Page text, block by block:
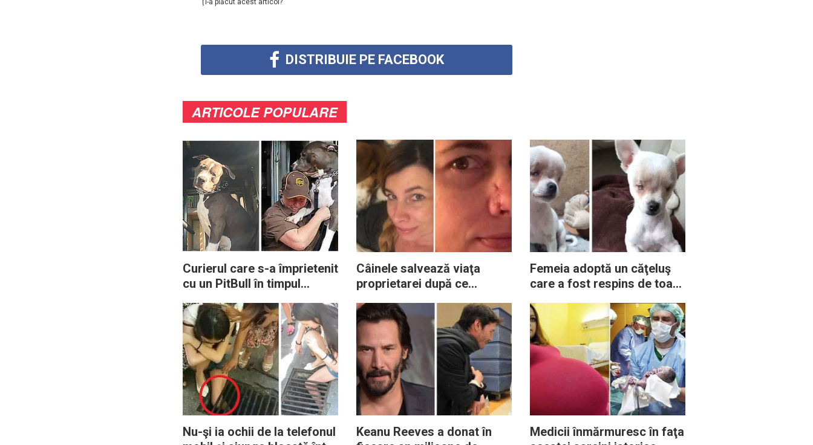
Ţi-a plăcut acest articol?
DISTRIBUIE PE FACEBOOK
ARTICOLE POPULARE
Curierul care s-a împrietenit
cu un PitBull în timpul
proprietara sa a decedat
Câinele salvează viaţa
proprietarei după ce
în nasul acesteia
Femeia adoptă un căţeluş
care a fost respins de toată
fără ochi
Nu-şi ia ochii de la telefonul
Keanu Reeves a donat în
Medicii înmărmuresc în faţa